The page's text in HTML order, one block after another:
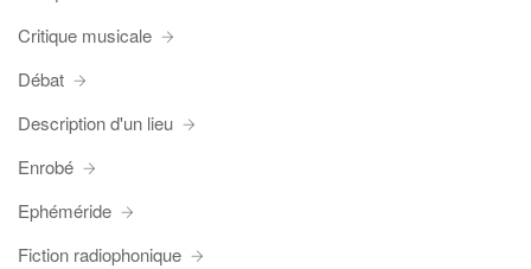
Critique musicale
Débat
Description d'un lieu
Enrobé
Ephéméride
Fiction radiophonique